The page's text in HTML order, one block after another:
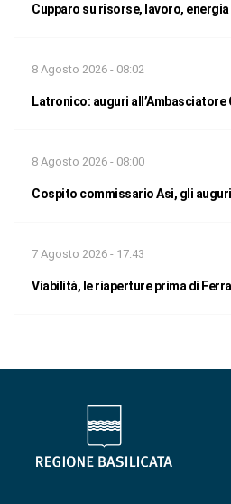
Cupparo su risorse, lavoro, energia
8 Agosto 2026 - 08:02
Latronico: auguri all’Ambasciatore
8 Agosto 2026 - 08:00
Cospito commissario Asi, gli
7 Agosto 2026 - 17:43
Viabilità, le riaperture prima di